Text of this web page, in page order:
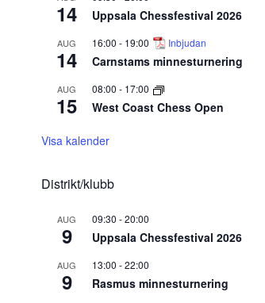
14 Uppsala Chessfestival 2026
AUG
14
16:00 - 19:00 Inbjudan
Carnstams minnesturnering
AUG
15
08:00 - 17:00
West Coast Chess Open
Visa kalender
Distrikt/klubb
AUG
9
09:30 -20:00
Uppsala Chessfestival 2026
AUG
9
13:00 -22:00
Rasmus minnesturnering